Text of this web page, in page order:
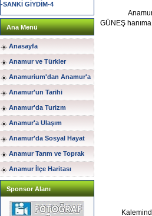
-SANKİ GİYDİM-4
Ana Menü
Anasayfa
Anamur ve Türkler
Anamurium'dan Anamur'a
Anamur'un Tarihi
Anamur'da Turizm
Anamur'a Ulaşım
Anamur'da Sosyal Hayat
Anamur Tarım ve Toprak
Anamur İlçe Haritası
Sponsor Alanı
GÜNEŞ
Kaleminden